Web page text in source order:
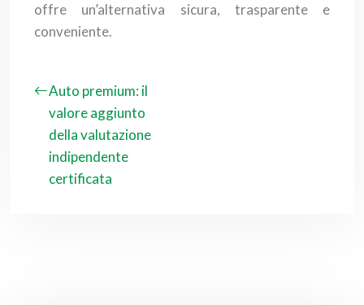
offre un’alternativa sicura, trasparente e
conveniente.
Auto premium: il
valore aggiunto
della valutazione
indipendente
certificata